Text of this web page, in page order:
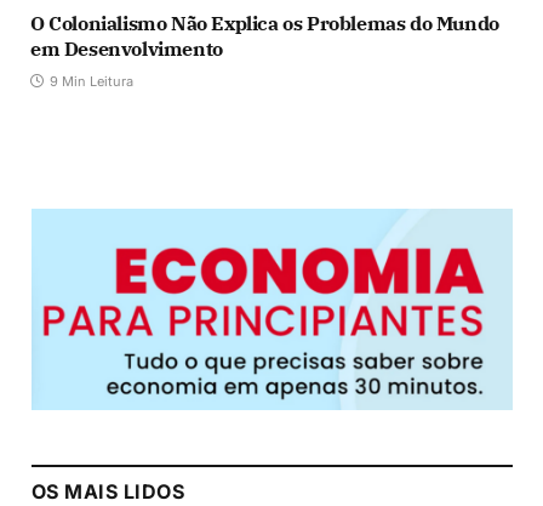
O Colonialismo Não Explica os Problemas do Mundo
em Desenvolvimento
9 Min Leitura
OS MAIS LIDOS